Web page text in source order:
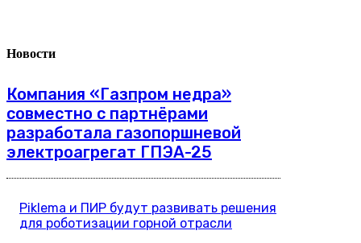
Новости
Компания «Газпром недра»
совместно с партнёрами
разработала газопоршневой
электроагрегат ГПЭА-25
Piklema и ПИР будут развивать решения
для роботизации горной отрасли